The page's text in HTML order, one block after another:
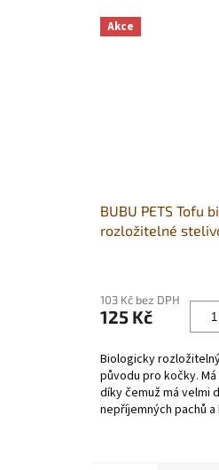
Akce
BUBU PETS Tofu
rozložitelné
103 Kč bez DPH
125 Kč
Biologicky
původu pro kočky.
díky čemuž má velmi
nepříjemných pachů